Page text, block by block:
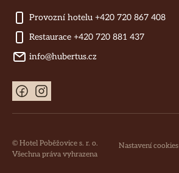
Provozní hotelu +420 720 867 408
Restaurace +420 720 881 437
info@hubertus.cz
© Hotel Poběžovice s. r. o.
Všechna práva vyhrazena
Nastavení cookies